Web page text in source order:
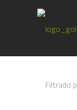
Filtrado